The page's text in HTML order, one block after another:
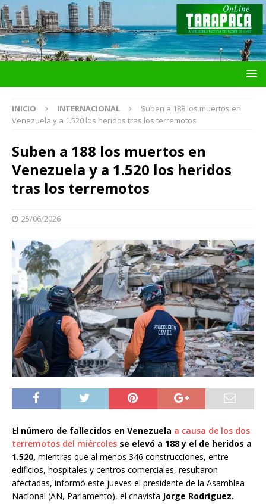
INICIO INTERNACIONAL
Suben a 188 los muertos en
Venezuela y a 1.520 los heridos tras los terremotos
Suben a 188 los muertos en
Venezuela y a 1.520 los heridos
tras los terremotos
25/06/2026
El número de fallecidos en Venezuela a causa de los dos
terremotos del miércoles se elevó a 188 y el de heridos a
1.520, mientras que al menos 346 construcciones, entre
edificios, hospitales y centros comerciales, resultaron
afectadas, informó este jueves el presidente de la Asamblea
Nacional (AN, Parlamento), el chavista Jorge Rodríguez.